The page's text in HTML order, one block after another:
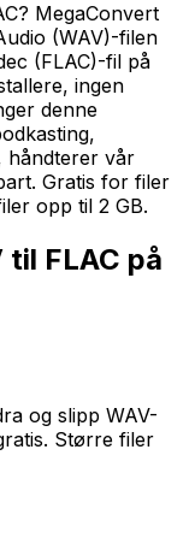
MegaConvert
(WAV)-filen
(FLAC)-fil på
ingen
denne
håndterer vår
Gratis for filer
opp til 2 GB.
FLAC på
og slipp WAV-
Større filer